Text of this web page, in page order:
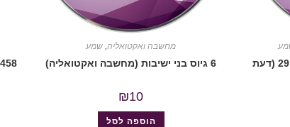
878 דעת תבונות לרמח”ל שיעור 29 (דעת
מחשבה ואקטואליה, שמע
6 גיוס בני ישיבות (מחשבה ואקטואליה)
₪10
הוספה לסל